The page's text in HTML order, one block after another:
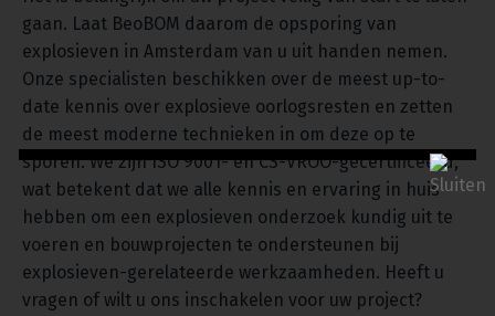
gaan. Laat BeoBOM daarom de opsporing van
explosieven in Amsterdam van u uit handen nemen.
Onze specialisten beschikken over de meest up-to-
date kennis over explosieve oorlogsresten en zetten
de meest moderne technieken in om deze op te
sporen. We zijn ISO 9001- en CS-VROO-gecertificeerd,
wat betekent dat we alle kennis en ervaring in huis
hebben om een explosieven onderzoek kundig uit te
voeren en bouwprojecten te ondersteunen bij
explosieven-gerelateerde werkzaamheden. Heeft u
vragen of wilt u ons inschakelen voor uw project?